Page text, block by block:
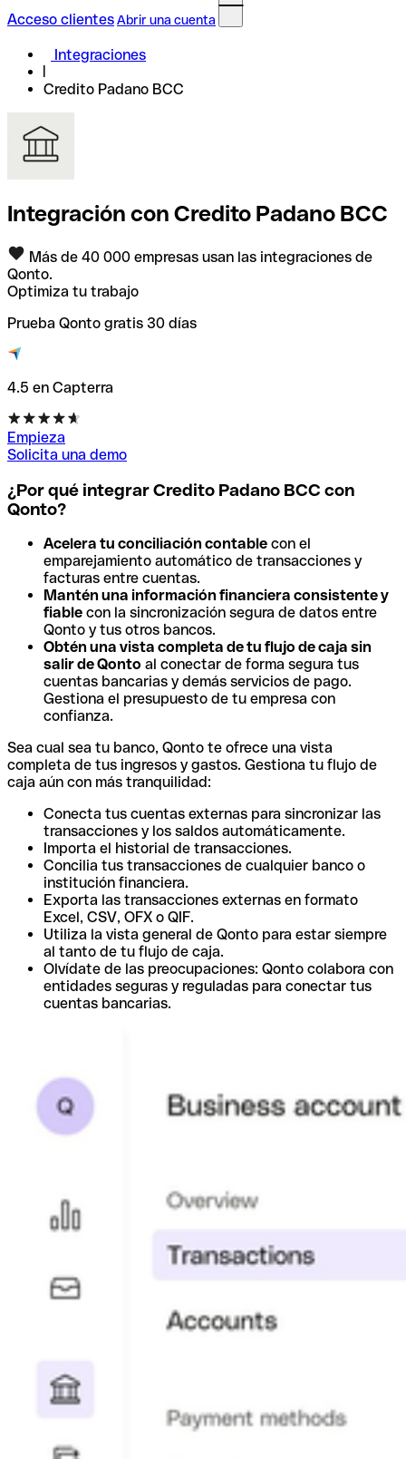
Acceso clientesAbrir una cuenta
Integraciones
Credito Padano BCC
Integración con Credito Padano BCC
Más de 40 000 empresas usan las integraciones de
Qonto.
Optimiza tu trabajo
Prueba Qonto gratis 30 días
4.5 en Capterra
Empieza
Solicita una demo
¿Por qué integrar Credito Padano BCC con
Qonto?
Acelera tu conciliación contable con el
emparejamiento automático de transacciones y
facturas entre cuentas.
Mantén una información financiera consistente y
fiable con la sincronización segura de datos entre
Qonto y tus otros bancos.
Obtén una vista completa de tu flujo de caja sin
salir de Qonto al conectar de forma segura tus
cuentas bancarias y demás servicios de pago.
Gestiona el presupuesto de tu empresa con
confianza.
Sea cual sea tu banco, Qonto te ofrece una vista
completa de tus ingresos y gastos. Gestiona tu flujo de
caja aún con más tranquilidad:
Conecta tus cuentas externas para sincronizar las
transacciones y los saldos automáticamente.
Importa el historial de transacciones.
Concilia tus transacciones de cualquier banco o
institución financiera.
Exporta las transacciones externas en formato
Excel, CSV, OFX o QIF.
Utiliza la vista general de Qonto para estar siempre
al tanto de tu flujo de caja.
Olvídate de las preocupaciones: Qonto colabora con
entidades seguras y reguladas para conectar tus
cuentas bancarias.